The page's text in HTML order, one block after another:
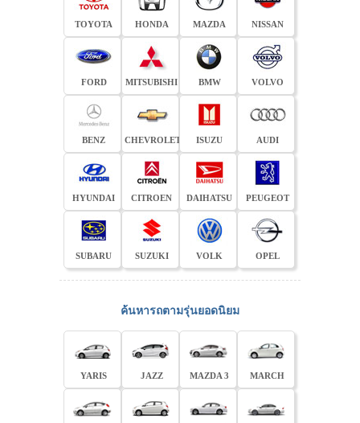
TOYOTA HONDA MAZDA NISSAN
FORD MITSUBISHI BMW VOLVO
BENZ CHEVROLET ISUZU AUDI
HYUNDAI CITROEN DAIHATSU PEUGEOT
SUBARU SUZUKI VOLK OPEL
ค้นหารถตามรุ่นยอดนิยม
YARIS JAZZ MAZDA 3 MARCH